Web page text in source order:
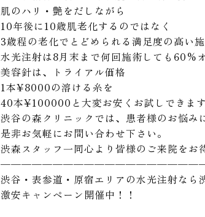
肌のハリ・艶をだしながら
10年後に10歳肌老化するのではなく
3歳程の老化でとどめられる満足度の高い施
水光注射は8月末まで何回施術しても60%
美容針は、トライアル価格
1本¥8000の溶ける糸を
40本¥100000と大変お安くお試しできます
渋谷の森クリニックでは、患者様のお悩
是非お気軽にお問い合わせ下さい。
渋森スタッフ一同心より皆様のご来院をお
渋谷・表参道・原宿エリアの水光注射なら
激安キャンペーン開催中！！